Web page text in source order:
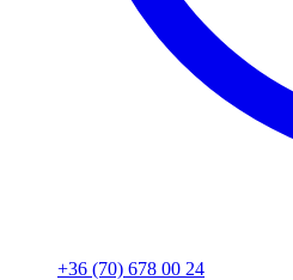
+36 (70) 678 00 24